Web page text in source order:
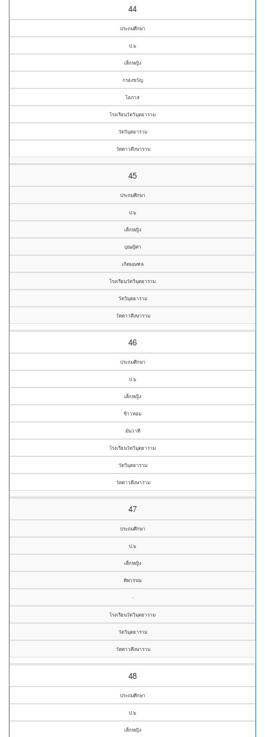
44
ประถมศึกษา
ป.๖
เด็กหญิง
กรองขวัญ
โอภาส
โรงเรียนวัดวิมุตยาราม
วัดวิมุตยาราม
วัดดาวดึงษาราม
45
ประถมศึกษา
ป.๖
เด็กหญิง
ปุณญิศา
เกิดมณฑล
โรงเรียนวัดวิมุตยาราม
วัดวิมุตยาราม
วัดดาวดึงษาราม
46
ประถมศึกษา
ป.๖
เด็กหญิง
ข้าวหอม
มั่นวาที
โรงเรียนวัดวิมุตยาราม
วัดวิมุตยาราม
วัดดาวดึงษาราม
47
ประถมศึกษา
ป.๖
เด็กหญิง
ทิพวรรณ
-
โรงเรียนวัดวิมุตยาราม
วัดวิมุตยาราม
วัดดาวดึงษาราม
48
ประถมศึกษา
ป.๖
เด็กหญิง